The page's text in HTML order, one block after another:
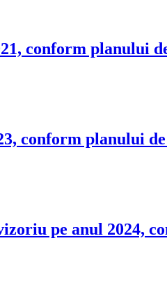
conform planului
conform planului
pe anul 2024,